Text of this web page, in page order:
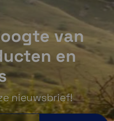
van
en
nieuwsbrief!